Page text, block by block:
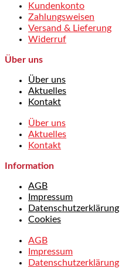
Kundenkonto
Zahlungsweisen
Versand & Lieferung
Widerruf
Über uns
Über uns
Aktuelles
Kontakt
Über uns
Aktuelles
Kontakt
Information
AGB
Impressum
Datenschutzerklärung
Cookies
AGB
Impressum
Datenschutzerklärung